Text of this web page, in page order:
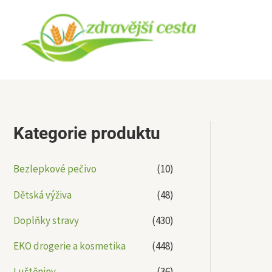
obsah
Kategorie produktu
Bezlepkové pečivo
(10)
Dětská výživa
(48)
Doplňky stravy
(430)
EKO drogerie a kosmetika
(448)